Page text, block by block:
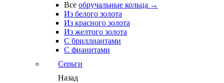
Все обручальные кольца →
Из белого золота
Из красного золота
Из желтого золота
С бриллиантами
С фианитами
Серьги
Назад